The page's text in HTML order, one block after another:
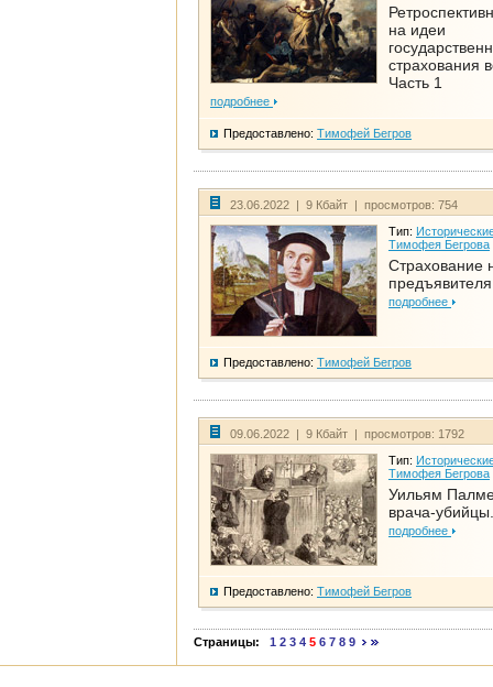
на идеи
страхования
Часть 1
подробнее
Предоставлено: Тимофей Бегров
23.06.2022 | 9 Кбайт | просмотров: 754
Тип:
Тимофея Бегрова
Страхование
предъявителя
подробнее
Предоставлено: Тимофей Бегров
09.06.2022 | 9 Кбайт | просмотров: 1792
Тип:
Тимофея Бегрова
Уильям
врача-
подробнее
Предоставлено: Тимофей Бегров
Страницы: 1 2 3 4 5 6 7 8 9